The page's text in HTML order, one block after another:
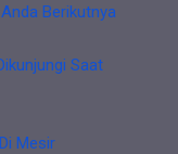
Berikutnya
Saat
Mesir